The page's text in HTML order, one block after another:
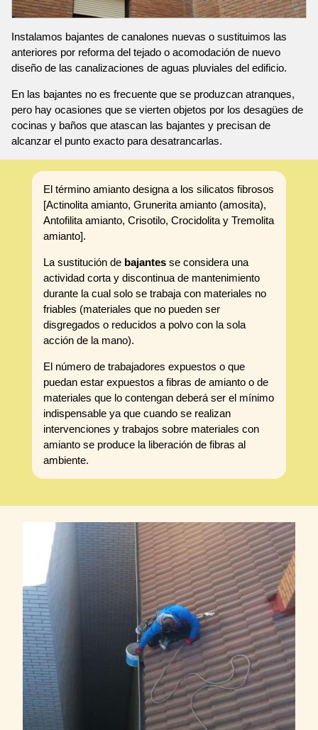
Instalamos bajantes de canalones nuevas o sustituimos las
anteriores por reforma del tejado o acomodación de nuevo
diseño de las canalizaciones de aguas pluviales del edificio.
En las bajantes no es frecuente que se produzcan atranques,
pero hay ocasiones que se vierten objetos por los desagües de
cocinas y baños que atascan las bajantes y precisan de
alcanzar el punto exacto para desatrancarlas.
El término amianto designa a los silicatos fibrosos
[Actinolita amianto, Grunerita amianto (amosita),
Antofilita amianto, Crisotilo, Crocidolita y Tremolita
amianto].
La sustitución de bajantesse considera una
actividad corta y discontinua de mantenimiento
durante la cual solo se trabaja con materiales no
friables (materiales que no pueden ser
disgregados o reducidos a polvo con la sola
acción de la mano).
El número de trabajadores expuestos o que
puedan estar expuestos a fibras de amianto o de
materiales que lo contengan deberá ser el mínimo
indispensable ya que cuando se realizan
intervenciones y trabajos sobre materiales con
amianto se produce la liberación de fibras al
ambiente.